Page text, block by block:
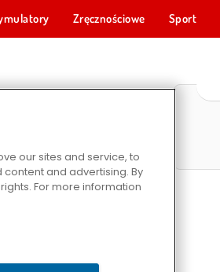
Zręcznościowe Sport
our sites and service, to
and advertising. By
For more information